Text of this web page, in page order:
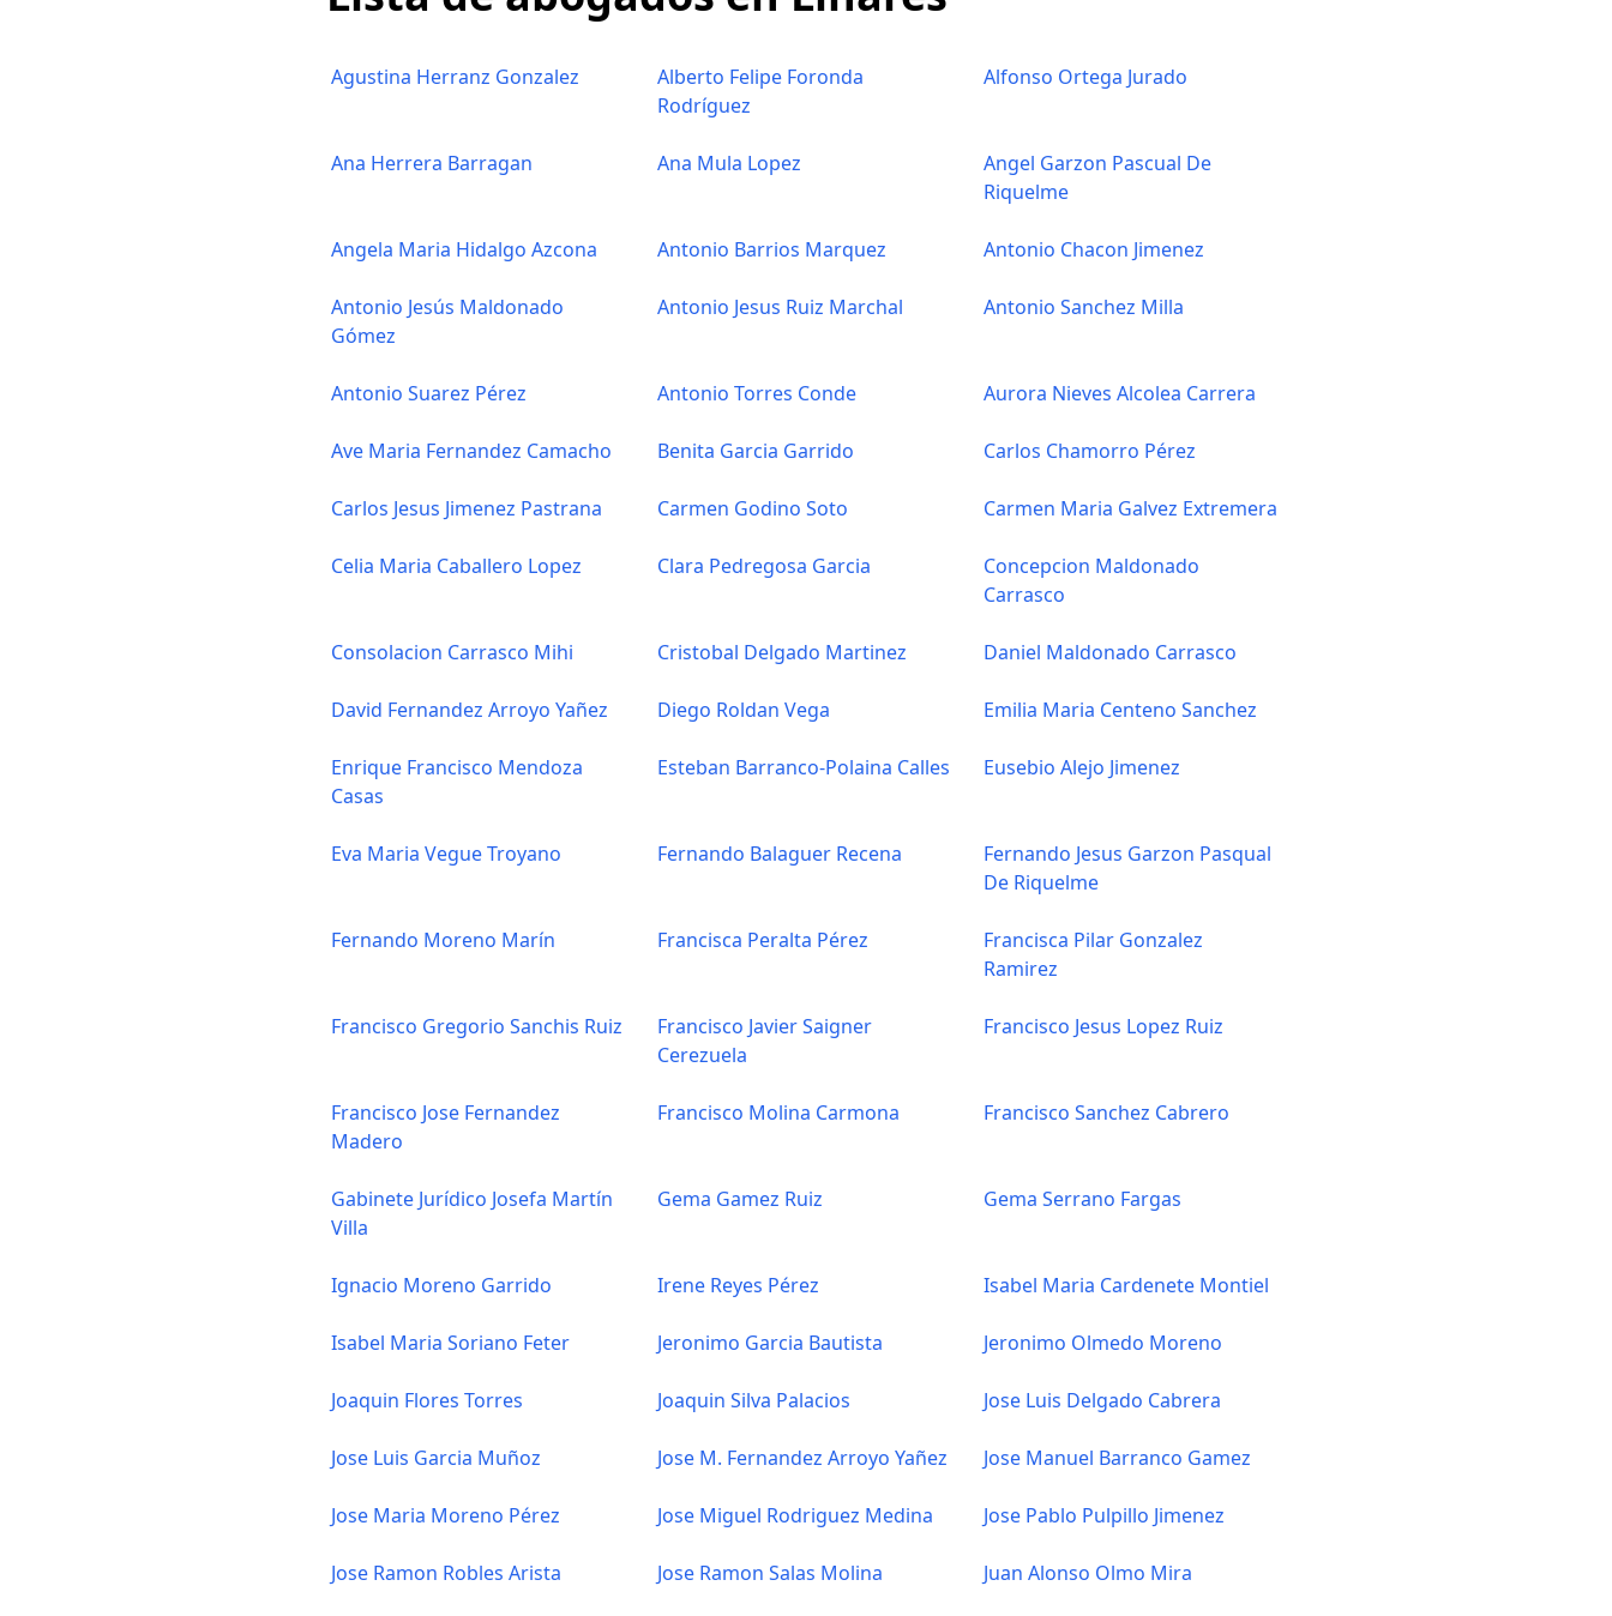
Agustina Herranz Gonzalez
Alberto Felipe Foronda
Rodríguez
Alfonso Ortega Jurado
Ana Herrera Barragan Ana Mula Lopez
Angel Garzon Pascual De
Riquelme
Angela Maria Hidalgo Azcona Antonio Barrios Marquez Antonio Chacon Jimenez
Antonio Jesús Maldonado
Gómez
Antonio Jesus Ruiz Marchal Antonio Sanchez Milla
Antonio Suarez Pérez Antonio Torres Conde Aurora Nieves Alcolea Carrera
Ave Maria Fernandez Camacho Benita Garcia Garrido Carlos Chamorro Pérez
Carlos Jesus Jimenez Pastrana Carmen Godino Soto Carmen Maria Galvez Extremera
Celia Maria Caballero Lopez Clara Pedregosa Garcia
Concepcion Maldonado
Carrasco
Consolacion Carrasco Mihi Cristobal Delgado Martinez Daniel Maldonado Carrasco
David Fernandez Arroyo Yañez Diego Roldan Vega Emilia Maria Centeno Sanchez
Enrique Francisco Mendoza
Casas
Esteban Barranco-Polaina Calles Eusebio Alejo Jimenez
Eva Maria Vegue Troyano Fernando Balaguer Recena
Fernando Jesus Garzon Pasqual
De Riquelme
Fernando Moreno Marín Francisca Peralta Pérez
Francisca Pilar Gonzalez
Ramirez
Francisco Gregorio Sanchis Ruiz
Francisco Javier Saigner
Cerezuela
Francisco Jesus Lopez Ruiz
Francisco Jose Fernandez
Madero
Francisco Molina Carmona Francisco Sanchez Cabrero
Gabinete Jurídico Josefa Martín
Villa
Gema Gamez Ruiz Gema Serrano Fargas
Ignacio Moreno Garrido Irene Reyes Pérez Isabel Maria Cardenete Montiel
Isabel Maria Soriano Feter Jeronimo Garcia Bautista Jeronimo Olmedo Moreno
Joaquin Flores Torres Joaquin Silva Palacios Jose Luis Delgado Cabrera
Jose Luis Garcia Muñoz Jose M. Fernandez Arroyo Yañez Jose Manuel Barranco Gamez
Jose Maria Moreno Pérez Jose Miguel Rodriguez Medina Jose Pablo Pulpillo Jimenez
Jose Ramon Robles Arista Jose Ramon Salas Molina Juan Alonso Olmo Mira